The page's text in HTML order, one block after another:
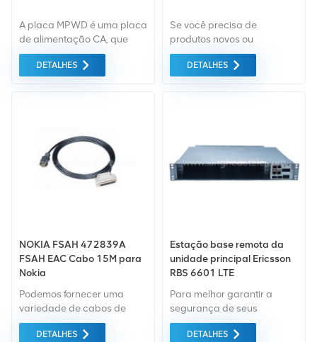
A placa MPWD é uma placa
de alimentação CA, que
consiste em uma unidade
de alimentação CA e uma
A placa fornece energia ao
para reserva de energia.
DETALHES
Se você precisa de
produtos novos ou
renovados, leva em
consideração garantia
apenas equipamentos de
fornecido no melhor preço
possível.
DETALHES
NOKIA FSAH 472839A
FSAH EAC Cabo 15M para
Nokia
Podemos fornecer uma
variedade de cabos de
aviso Nokia Nokia usados ​​e
novos como 472839A
DETALHES
Estação base remota da
unidade principal Ericsson
RBS 6601 LTE
Para melhor garantir a
segurança de seus
produtos, profissionais,
ecologicamente corretos,
DETALHES